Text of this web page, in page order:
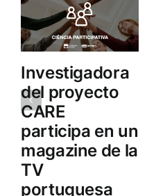
Investigadora
del proyecto
CARE
participa en un
magazine de la
TV
portuguesa